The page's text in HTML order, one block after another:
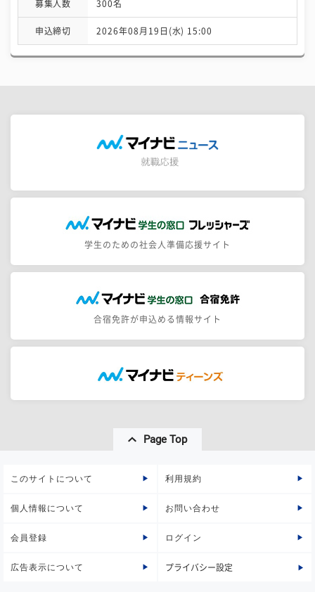
募集人数 300名
申込締切 2026年08月19日(水) 15:00
学生のための社会人準備応援サイト
合宿免許が申込める情報サイト
Page Top
このサイトについて 利用規約
個人情報について お問い合わせ
会員登録 ログイン
広告表示について プライバシー設定